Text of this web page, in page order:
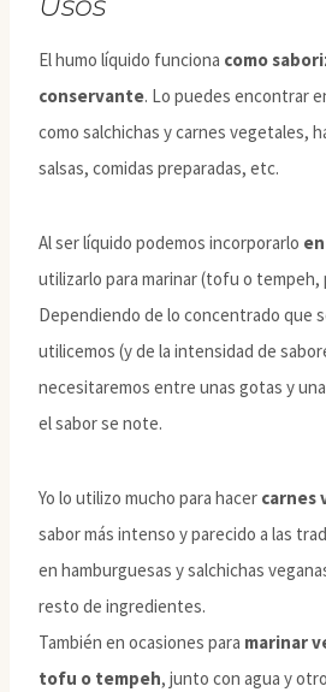
El humo líquido funciona como
conservante. Lo puedes encontrar
como salchichas y carnes vegetales,
salsas, comidas preparadas, etc.
Al ser líquido podemos incorporarlo
utilizarlo para marinar (tofu o tempeh,
Dependiendo de lo concentrado que
utilicemos (y de la intensidad de
necesitaremos entre unas gotas y
el sabor se note.
Yo lo utilizo mucho para hacer carnes
sabor más intenso y parecido a las
en hamburguesas y salchichas
resto de ingredientes.
También en ocasiones para marinar
tofu o tempeh, junto con agua y